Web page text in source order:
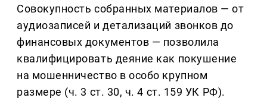
Совокупность собранных материалов — от
аудиозаписей и детализаций звонков до
финансовых документов — позволила
квалифицировать деяние как покушение
на мошенничество в особо крупном
размере (ч. 3 ст. 30, ч. 4 ст. 159 УК РФ).